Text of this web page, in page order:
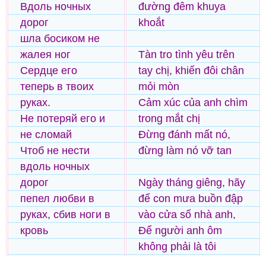
Вдоль ночных
дорог
шла босиком не
жалея ног
Сердце его
теперь в твоих
руках.
Не потеряй его и
не сломай
Чтоб не нести
вдоль ночных
дорог
пепел любви в
руках, cбив ноги в
кровь
đường đêm khuya
khoắt
Tàn tro tình yêu trên
tay chị, khiến đôi chân
mỏi mòn
Cảm xúc của anh chìm
trong mắt chị
Đừng đánh mất nó,
đừng làm nó vỡ tan
Ngày tháng giêng, hãy
để con mưa buồn đập
vào cửa số nhà anh,
Để người anh ôm
không phải là tôi